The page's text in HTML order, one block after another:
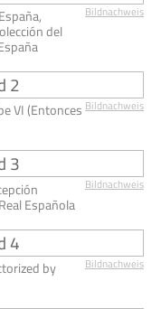
Bildnachweis
del
Bildnachweis
VI (Entonces
Bildnachweis
Española
Bildnachweis
by